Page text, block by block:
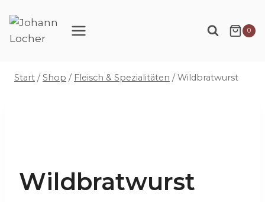
Inhalt
springen
0
Start / Shop / Fleisch & Spezialitäten / Wildbratwurst
Wildbratwurst